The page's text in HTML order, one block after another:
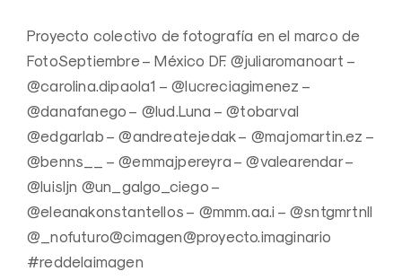
Proyecto colectivo de fotografía en el marco de
FotoSeptiembre – México DF. @juliaromanoart –
@carolina.dipaola1 – @lucreciagimenez –
@danafanego – @lud.Luna – @tobarval
@edgarlab – @andreatejedak – @majomartin.ez –
@benns__ – @emmajpereyra – @valearendar –
@luisljn @un_galgo_ciego –
@eleanakonstantellos – @mmm.aa.i – @sntgmrtnll
@_nofuturo@cimagen@proyecto.imaginario
#reddelaimagen